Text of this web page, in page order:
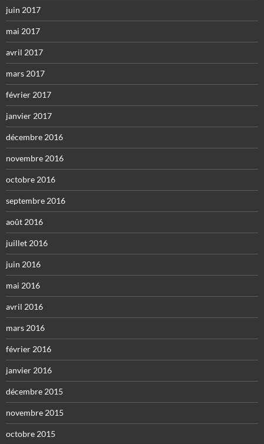
juin 2017
mai 2017
avril 2017
mars 2017
février 2017
janvier 2017
décembre 2016
novembre 2016
octobre 2016
septembre 2016
août 2016
juillet 2016
juin 2016
mai 2016
avril 2016
mars 2016
février 2016
janvier 2016
décembre 2015
novembre 2015
octobre 2015